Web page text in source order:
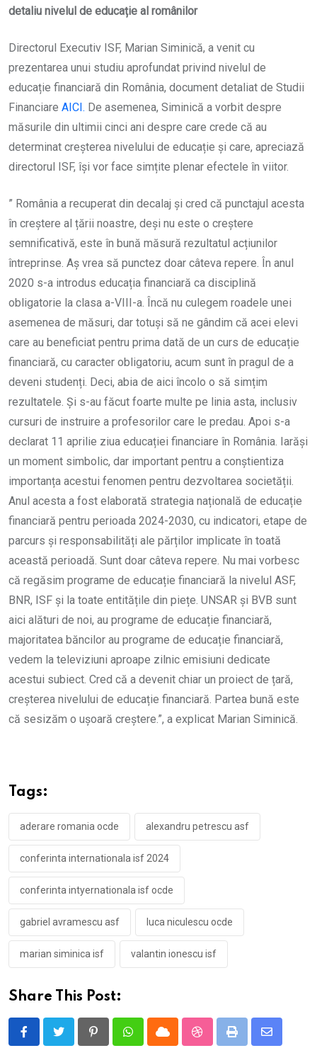
detaliu nivelul de educație al românilor
Directorul Executiv ISF, Marian Siminică, a venit cu
prezentarea unui studiu aprofundat privind nivelul de
educație financiară din România, document detaliat de Studii
Financiare AICI. De asemenea, Siminică a vorbit despre
măsurile din ultimii cinci ani despre care crede că au
determinat creșterea nivelului de educație și care, apreciază
directorul ISF, își vor face simțite plenar efectele în viitor.
” România a recuperat din decalaj și cred că punctajul acesta
în creștere al țării noastre, deși nu este o creștere
semnificativă, este în bună măsură rezultatul acțiunilor
întreprinse. Aș vrea să punctez doar câteva repere. În anul
2020 s-a introdus educația financiară ca disciplină
obligatorie la clasa a-VIII-a. Încă nu culegem roadele unei
asemenea de măsuri, dar totuși să ne gândim că acei elevi
care au beneficiat pentru prima dată de un curs de educație
financiară, cu caracter obligatoriu, acum sunt în pragul de a
deveni studenți. Deci, abia de aici încolo o să simțim
rezultatele. Și s-au făcut foarte multe pe linia asta, inclusiv
cursuri de instruire a profesorilor care le predau. Apoi s-a
declarat 11 aprilie ziua educației financiare în România. Iarăși
un moment simbolic, dar important pentru a conștientiza
importanța acestui fenomen pentru dezvoltarea societății.
Anul acesta a fost elaborată strategia națională de educație
financiară pentru perioada 2024-2030, cu indicatori, etape de
parcurs și responsabilități ale părților implicate în toată
această perioadă. Sunt doar câteva repere. Nu mai vorbesc
că regăsim programe de educație financiară la nivelul ASF,
BNR, ISF și la toate entitățile din piețe. UNSAR și BVB sunt
aici alături de noi, au programe de educație financiară,
majoritatea băncilor au programe de educație financiară,
vedem la televiziuni aproape zilnic emisiuni dedicate
acestui subiect. Cred că a devenit chiar un proiect de țară,
creșterea nivelului de educație financiară. Partea bună este
că sesizăm o ușoară creștere.”, a explicat Marian Siminică.
Tags:
aderare romania ocde alexandru petrescu asf
conferinta internationala isf 2024
conferinta intyernationala isf ocde
gabriel avramescu asf luca niculescu ocde
marian siminica isf valantin ionescu isf
Share This Post:
PinterestWhatsappCloud StumbleUpon
Print
Share